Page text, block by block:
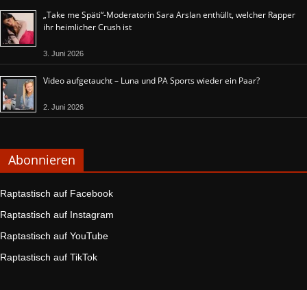
„Take me Späti“-Moderatorin Sara Arslan enthüllt, welcher Rapper
ihr heimlicher Crush ist
3. Juni 2026
Video aufgetaucht – Luna und PA Sports wieder ein Paar?
2. Juni 2026
Abonnieren
Raptastisch auf Facebook
Raptastisch auf Instagram
Raptastisch auf YouTube
Raptastisch auf TikTok